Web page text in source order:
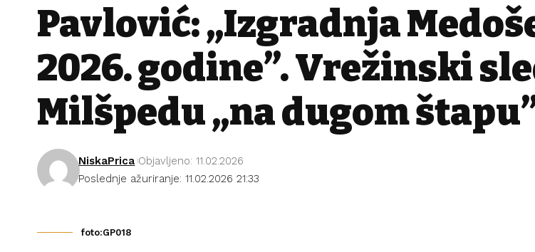
Pavlović: „Izgradnja
2026. godine”. Vrežinski
Milšpedu „na dugom
Poslednje ažuriranje: 11.02.2026 21:33
NiskaPrica Objavljeno: 11.02.2026
foto:GP018